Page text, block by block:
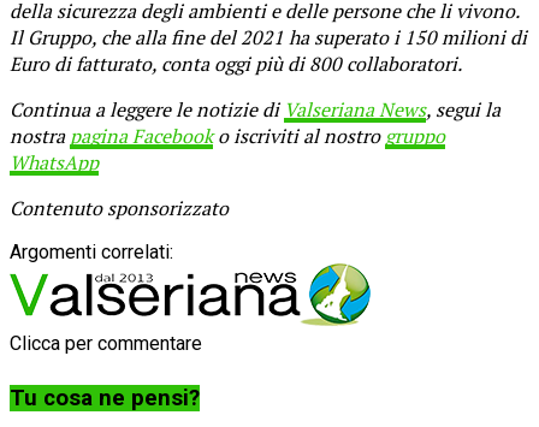
della sicurezza degli ambienti e delle persone che li vivono.
Il Gruppo, che alla fine del 2021 ha superato i 150 milioni di
Euro di fatturato, conta oggi più di 800 collaboratori.
Continua a leggere le notizie di Valseriana News, segui la
nostrapagina Facebooko iscriviti al nostrogruppo
WhatsApp
Contenuto sponsorizzato
Argomenti correlati:
Clicca per commentare
Tu cosa ne pensi?